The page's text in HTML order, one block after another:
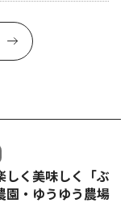
く美味しく「ぶ
・ゆうゆう農場